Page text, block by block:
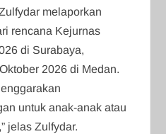
melaporkan
rencana Kejurnas
di Surabaya,
2026 di Medan.
untuk anak-anak atau
jelas Zulfydar.